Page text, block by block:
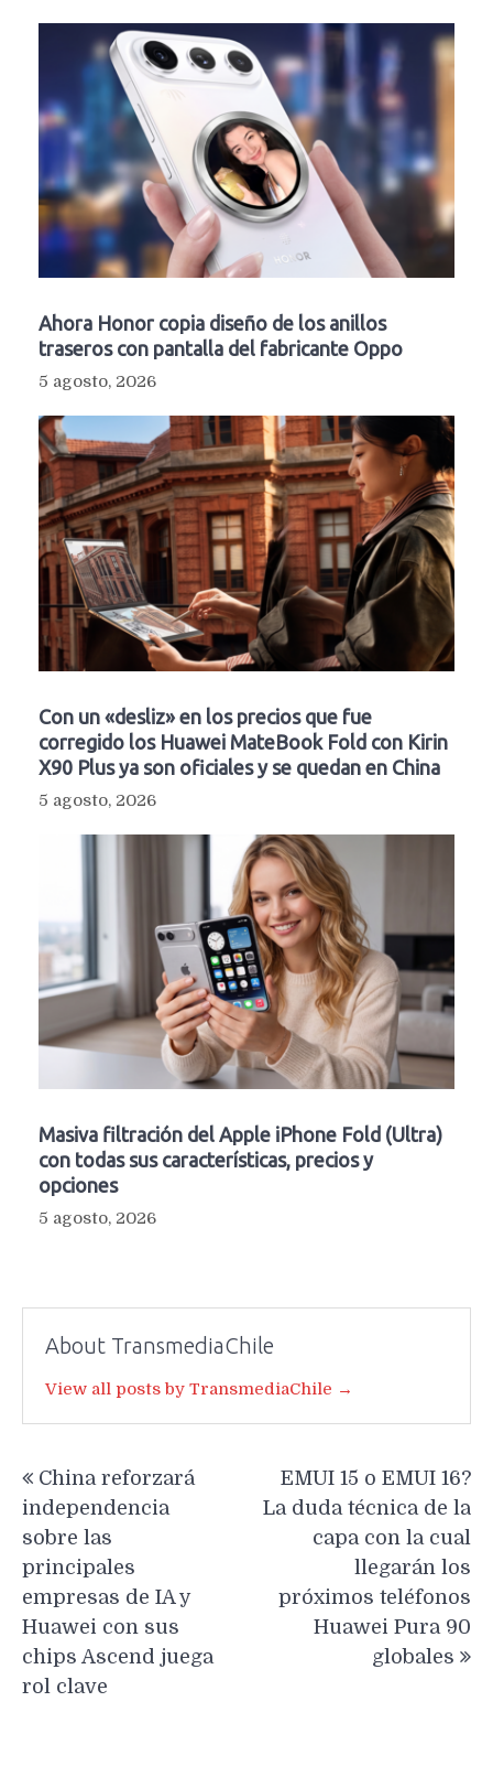
Ahora Honor copia diseño de los anillos
traseros con pantalla del fabricante Oppo
5 agosto, 2026
Con un «desliz» en los precios que fue
corregido los Huawei MateBook Fold con Kirin
X90 Plus ya son oficiales y se quedan en China
5 agosto, 2026
Masiva filtración del Apple iPhone Fold (Ultra)
con todas sus características, precios y
opciones
5 agosto, 2026
About TransmediaChile
View all posts by TransmediaChile →
de
entradas
China reforzará
independencia
sobre las
principales
empresas de IA y
Huawei con sus
chips Ascend juega
rol clave
EMUI 15 o EMUI 16?
La duda técnica de la
capa con la cual
llegarán los
próximos teléfonos
Huawei Pura 90
globales